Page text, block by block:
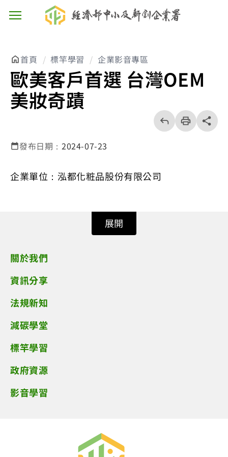
主選單按鈕
首頁 標竿學習 企業影音專區
歐美客戶首選 台灣OEM
美妝奇蹟 回
上
一
頁
列
印
share分享
發布日期： 2024-07-23
企業單位：泓都化粧品股份有限公司
展開
關於我們
資訊分享
法規新知
減碳學堂
標竿學習
政府資源
影音學習